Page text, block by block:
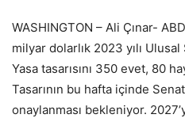
WASHINGTON – Ali Çınar-
milyar dolarlık 2023 yılı
Yasa tasarısını 350 evet, 80
Tasarının bu hafta içinde
onaylanması bekleniyor.